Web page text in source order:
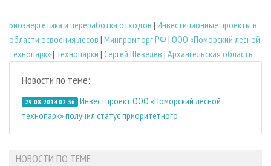
Биoэнергетика и переработка отходов | Инвестиционные проекты в
области освоения лесов | Минпромторг РФ | ООО «Поморский лесной
технопарк»| Технопарки | Сергей Шевелев | Архангельская область
Новости по теме:
29.08.2014 02:36 Инвестпроект ООО «Поморский лесной
технопарк» получил статус приоритетного
НОВОСТИ ПО ТЕМЕ